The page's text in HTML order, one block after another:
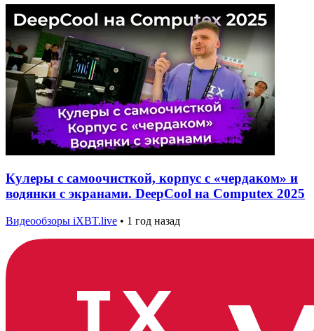
Кулеры с самоочисткой, корпус с «чердаком» и
водянки с экранами. DeepCool на Computex 2025
Видеообзоры iXBT.live • 1 год назад